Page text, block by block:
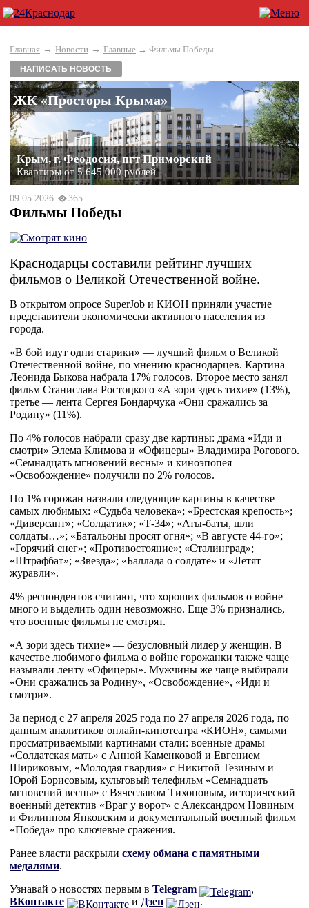
Главная → Новости → Главные → Фильмы Победы
НАПИСАТЬ НОВОСТЬ
ЖК «Просторы Крыма»
Крым, г. Феодосия, пгт Приморский
Квартиры от 5 645 000 рублей
09.05.2026 365
Фильмы Победы
Краснодарцы составили рейтинг лучших
фильмов о Великой Отечественной войне.
В открытом опросе SuperJob и КИОН приняли участие
представители экономически активного населения из
города.
«В бой идут одни старики» — лучший фильм о Великой
Отечественной войне, по мнению краснодарцев. Картина
Леонида Быкова набрала 17% голосов. Второе место занял
фильм Станислава Ростоцкого «А зори здесь тихие» (13%),
третье — лента Сергея Бондарчука «Они сражались за
Родину» (11%).
По 4% голосов набрали сразу две картины: драма «Иди и
смотри» Элема Климова и «Офицеры» Владимира Рогового.
«Семнадцать мгновений весны» и киноэпопея
«Освобождение» получили по 2% голосов.
По 1% горожан назвали следующие картины в качестве
самых любимых: «Судьба человека»; «Брестская крепость»;
«Диверсант»; «Солдатик»; «Т-34»; «Аты-баты, шли
солдаты…»; «Батальоны просят огня»; «В августе 44-го»;
«Горячий снег»; «Противостояние»; «Сталинград»;
«Штрафбат»; «Звезда»; «Баллада о солдате» и «Летят
журавли».
4% респондентов считают, что хороших фильмов о войне
много и выделить один невозможно. Еще 3% признались,
что военные фильмы не смотрят.
«А зори здесь тихие» — безусловный лидер у женщин. В
качестве любимого фильма о войне горожанки также чаще
называли ленту «Офицеры». Мужчины же чаще выбирали
«Они сражались за Родину», «Освобождение», «Иди и
смотри».
За период с 27 апреля 2025 года по 27 апреля 2026 года, по
данным аналитиков онлайн-кинотеатра «КИОН», самыми
просматриваемыми картинами стали: военные драмы
«Солдатская мать» с Анной Каменковой и Евгением
Шириковым, «Молодая гвардия» с Никитой Тезиным и
Юрой Борисовым, культовый телефильм «Семнадцать
мгновений весны» с Вячеславом Тихоновым, исторический
военный детектив «Враг у ворот» с Александром Новиным
и Филиппом Янковским и документальный военный фильм
«Победа» про ключевые сражения.
Ранее власти раскрыли схему обмана с памятными
медалями.
Узнавай о новостях первым в Telegram
,
ВКонтакте
и Дзен .